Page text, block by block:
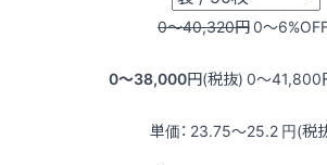
0〜40,320円0〜6
0〜38,000円(税抜) 0〜41,800
単価： 23.75〜25.2 円(税